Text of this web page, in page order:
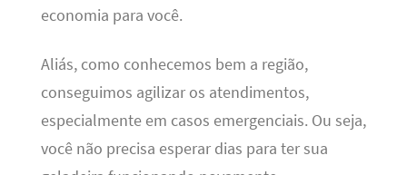
economia para você.
Aliás, como conhecemos bem a região,
conseguimos agilizar os atendimentos,
especialmente em casos emergenciais. Ou seja,
você não precisa esperar dias para ter sua